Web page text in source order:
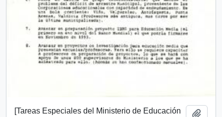
[Tareas Especiales del Ministerio de Educación